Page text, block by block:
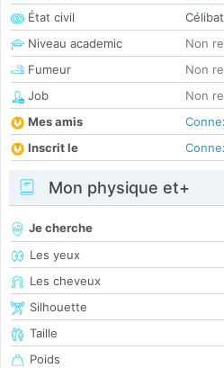
État civil
Niveau academic
Non
Fumeur
Non
Job
Non
Mes amis
Inscrit le
Mon physique et+
Je cherche
Les yeux
Les cheveux
Silhouette
Taille
Poids